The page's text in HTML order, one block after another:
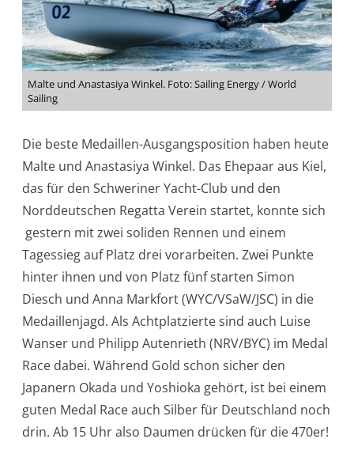
Malte und Anastasiya Winkel. Foto: Sailing Energy / World
Sailing
Die beste Medaillen-Ausgangsposition haben heute
Malte und Anastasiya Winkel. Das Ehepaar aus Kiel,
das für den Schweriner Yacht-Club und den
Norddeutschen Regatta Verein startet, konnte sich
gestern mit zwei soliden Rennen und einem
Tagessieg auf Platz drei vorarbeiten. Zwei Punkte
hinter ihnen und von Platz fünf starten Simon
Diesch und Anna Markfort (WYC/VSaW/JSC) in die
Medaillenjagd. Als Achtplatzierte sind auch Luise
Wanser und Philipp Autenrieth (NRV/BYC) im Medal
Race dabei. Während Gold schon sicher den
Japanern Okada und Yoshioka gehört, ist bei einem
guten Medal Race auch Silber für Deutschland noch
drin. Ab 15 Uhr also Daumen drücken für die 470er!